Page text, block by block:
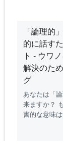
「論理的
的に話す
ト - ウワ
解決のた
グ
あなたは「
来ますか？
書的な意味